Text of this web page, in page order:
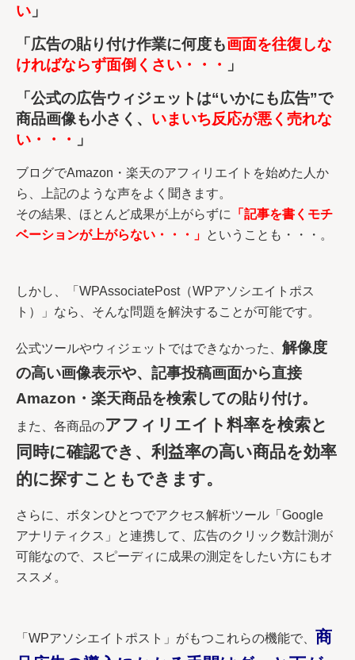
い 」
「広告の貼り付け作業に何度も画面を往復しな
ければならず面倒くさい・・・
」
「公式の広告ウィジェットは“いかにも広告”で
商品画像も小さく、 いまいち反応が悪く売れな
い・・・
」
ブログでAmazon・楽天のアフィリエイトを始めた人か
ら、上記のような声をよく聞きます。
その結果、ほとんど成果が上がらずに
「記事を書くモチ
ベーションが上がらない・・・」 ということも・・・。
しかし、「WPAssociatePost（WPアソシエイトポス
ト）」なら、そんな問題を解決することが可能です。
公式ツールやウィジェットではできなかった、解像度
の高い画像表示や、記事投稿画面から直接
Amazon・楽天商品を検索しての貼り付け。
また、各商品のアフィリエイト料率を検索と
同時に確認でき、利益率の高い商品を効率
的に探すこともできます。
さらに、ボタンひとつでアクセス解析ツール「Google
アナリティクス」と連携して、広告のクリック数計測が
可能なので、スピーディに成果の測定をしたい方にもオ
ススメ。
「WPアソシエイトポスト」がもつこれらの機能で、 商